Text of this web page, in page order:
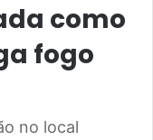
como
fogo
no local